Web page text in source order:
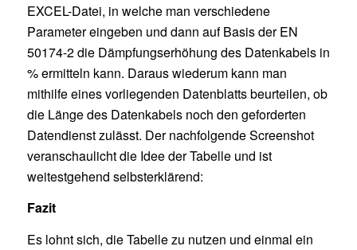
EXCEL-Datei, in welche man verschiedene
Parameter eingeben und dann auf Basis der EN
50174-2 die Dämpfungserhöhung des Datenkabels in
% ermitteln kann. Daraus wiederum kann man
mithilfe eines vorliegenden Datenblatts beurteilen, ob
die Länge des Datenkabels noch den geforderten
Datendienst zulässt. Der nachfolgende Screenshot
veranschaulicht die Idee der Tabelle und ist
weitestgehend selbsterklärend:
Fazit
Es lohnt sich, die Tabelle zu nutzen und einmal ein